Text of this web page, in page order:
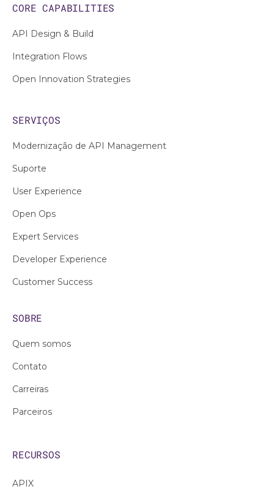
CORE CAPABILITIES
API Design & Build
Integration Flows
Open Innovation Strategies
SERVIÇOS
Modernização de API Management
Suporte
User Experience
Open Ops
Expert Services
Developer Experience
Customer Success
SOBRE
Quem somos
Contato
Carreiras
Parceiros
RECURSOS
APIX